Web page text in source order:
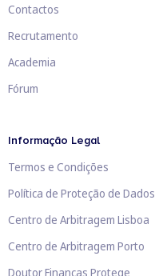
Contactos
Recrutamento
Academia
Fórum
Informação Legal
Termos e Condições
Política de Proteção de Dados
Centro de Arbitragem Lisboa
Centro de Arbitragem Porto
Doutor Finanças Protege